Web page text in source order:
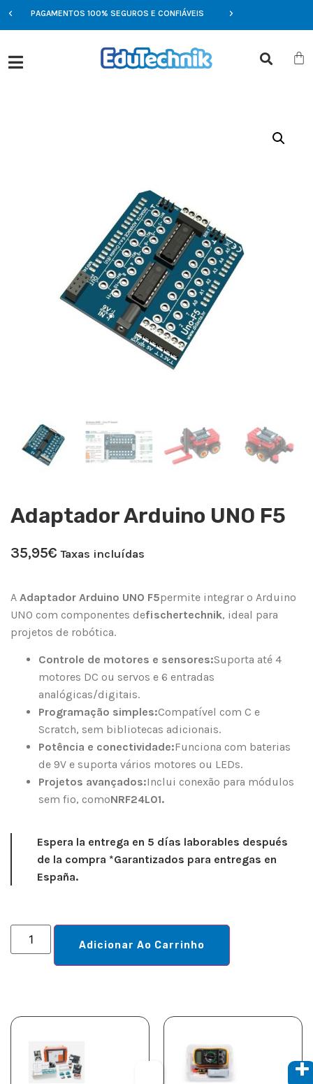
PAGAMENTOS 100% SEGUROS E CONFIÁVEIS OFERTAS EXCLUSIVAS
Adaptador Arduino UNO F5
35,95€ Taxas incluídas
A Adaptador Arduino UNO F5permite integrar o Arduino
UNO com componentes defischertechnik, ideal para
projetos de robótica.
Controle de motores e sensores:Suporta até 4
motores DC ou servos e 6 entradas
analógicas/digitais.
Programação simples:Compatível com C e
Scratch, sem bibliotecas adicionais.
Potência e conectividade:Funciona com baterias
de 9V e suporta vários motores ou LEDs.
Projetos avançados:Inclui conexão para módulos
sem fio, comoNRF24L01.
Espera la entrega en 5 días laborables después
de la compra *Garantizados para entregas en
España.
Adicionar Ao Carrinho